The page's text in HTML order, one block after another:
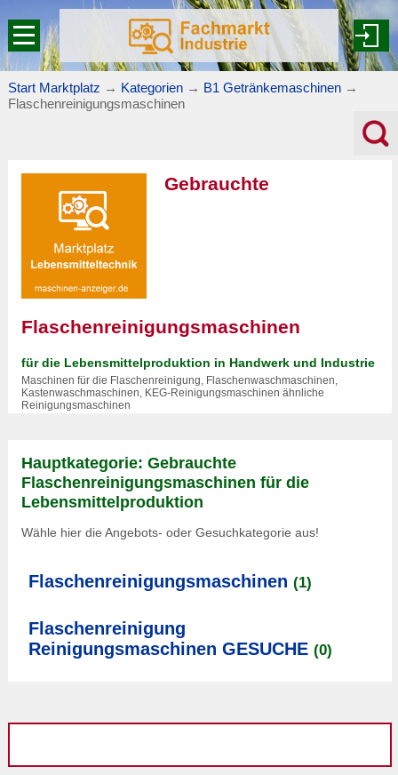
Start Marktplatz → Kategorien → B1 Getränkemaschinen →
Flaschenreinigungsmaschinen
Gebrauchte
Flaschenreinigungsmaschinen
für die Lebensmittelproduktion in Handwerk und Industrie
Maschinen für die Flaschenreinigung, Flaschenwaschmaschinen,
Kastenwaschmaschinen, KEG-Reinigungsmaschinen ähnliche
Reinigungsmaschinen
Hauptkategorie: Gebrauchte
Flaschenreinigungsmaschinen für die
Lebensmittelproduktion
Wähle hier die Angebots- oder Gesuchkategorie aus!
Flaschenreinigungsmaschinen (1)
Flaschenreinigung
Reinigungsmaschinen GESUCHE (0)